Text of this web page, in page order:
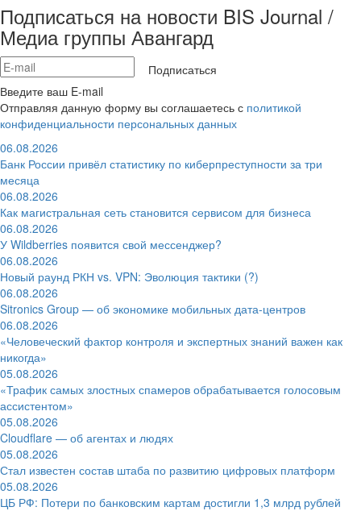
Подписаться на новости BIS Journal /
Медиа группы Авангард
Подписаться
Введите ваш E-mail
Отправляя данную форму вы соглашаетесь с политикой
конфиденциальности персональных данных
06.08.2026
Банк России привёл статистику по киберпреступности за три
месяца
06.08.2026
Как магистральная сеть становится сервисом для бизнеса
06.08.2026
У Wildberries появится свой мессенджер?
06.08.2026
Новый раунд РКН vs. VPN: Эволюция тактики (?)
06.08.2026
Sitronics Group — об экономике мобильных дата-центров
06.08.2026
«Человеческий фактор контроля и экспертных знаний важен как
никогда»
05.08.2026
«Трафик самых злостных спамеров обрабатывается голосовым
ассистентом»
05.08.2026
Cloudflare — об агентах и людях
05.08.2026
Стал известен состав штаба по развитию цифровых платформ
05.08.2026
ЦБ РФ: Потери по банковским картам достигли 1,3 млрд рублей